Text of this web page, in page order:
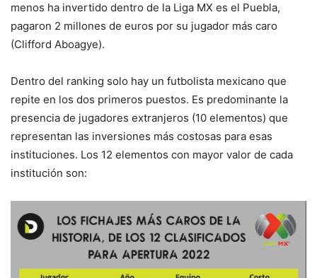
menos ha invertido dentro de la Liga MX es el Puebla,
pagaron 2 millones de euros por su jugador más caro
(Clifford Aboagye).
Dentro del ranking solo hay un futbolista mexicano que
repite en los dos primeros puestos. Es predominante la
presencia de jugadores extranjeros (10 elementos) que
representan las inversiones más costosas para esas
instituciones. Los 12 elementos con mayor valor de cada
institución son: